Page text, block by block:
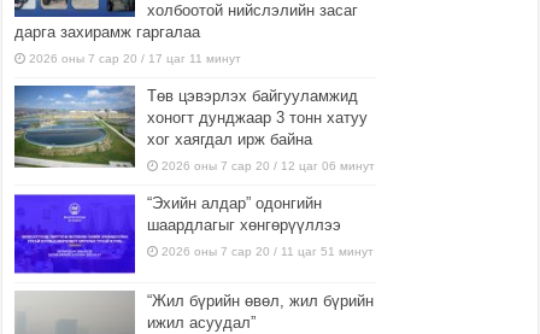
холбоотой нийслэлийн засаг
дарга захирамж гаргалаа
2026 оны 7 сар 20 / 17 цаг 11 минут
Төв цэвэрлэх байгууламжид
хоногт дунджаар 3 тонн хатуу
хог хаягдал ирж байна
2026 оны 7 сар 20 / 12 цаг 06 минут
“Эхийн алдар” одонгийн
шаардлагыг хөнгөрүүллээ
2026 оны 7 сар 20 / 11 цаг 51 минут
“Жил бүрийн өвөл, жил бүрийн
ижил асуудал”